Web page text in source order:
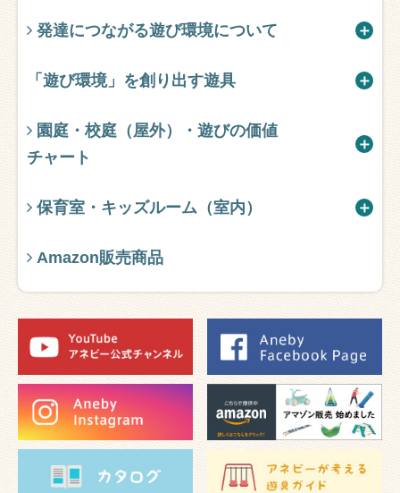
発達につながる遊び環境について
「遊び環境」を創り出す遊具
園庭・校庭（屋外）・遊びの価値
チャート
保育室・キッズルーム（室内）
Amazon販売商品